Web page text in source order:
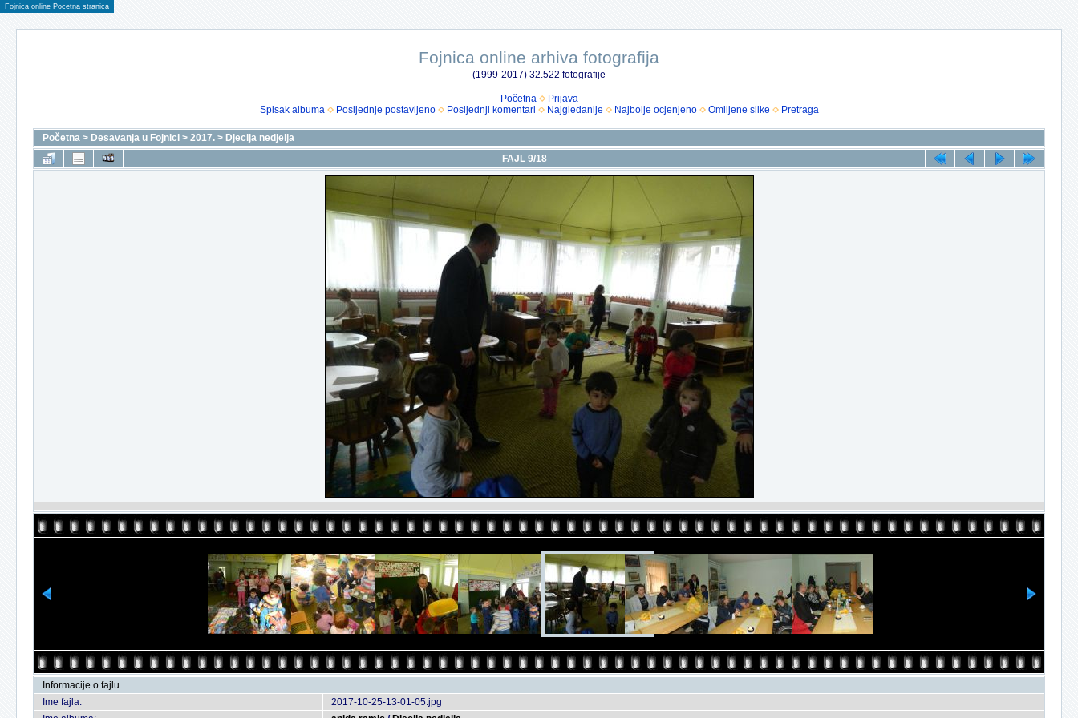
Fojnica online Pocetna stranica
Fojnica online arhiva fotografija
(1999-2017) 32.522 fotografije
Početna
Prijava
Spisak albuma
Posljednje postavljeno Posljednji komentari Najgledanije Najbolje ocjenjeno Omiljene slike Pretraga
Početna > Desavanja u Fojnici > 2017. > Djecija nedjelja
FAJL 9/18
Informacije o fajlu
Ime fajla:
2017-10-25-13-01-05.jpg